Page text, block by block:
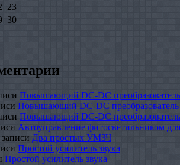
23
30
Повышающий DC-DC
Повышающий DC-DC
Повышающий DC-DC
Автоуправление фитосветильником
Два простых УМЗЧ
Простой усилитель звука
Простой усилитель звука